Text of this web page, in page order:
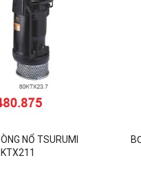
vượt trội.
thuật của điện áp danh
độ ăn mòn cao.
bôi trơn liên tục, nâng cao
NỔ TSURUMI